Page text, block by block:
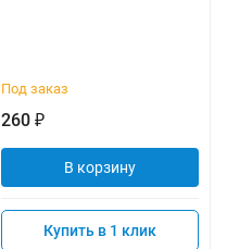
Под заказ
260 ₽
В корзину
Купить в 1 клик